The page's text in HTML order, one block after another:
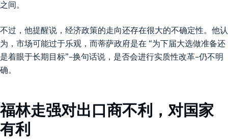
之间。
不过，他提醒说，经济政策的走向还存在很大的不确定性。他认
为，市场可能过于乐观，而蒂萨政府是在 “为下届大选做准备还
是着眼于长期目标”–换句话说，是否会进行实质性改革–仍不明
确。
福林走强对出口商不利，对国家
有利